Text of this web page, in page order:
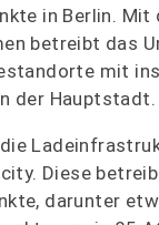
in Berlin. Mit
betreibt das
mit
der Hauptstadt.
Diese
darunter